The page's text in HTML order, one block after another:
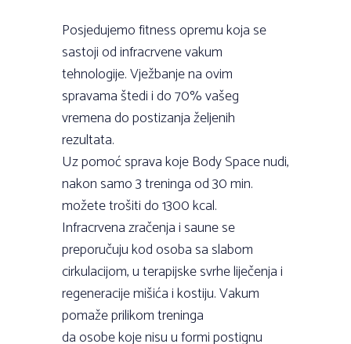
Posjedujemo fitness opremu koja se
sastoji od infracrvene vakum
tehnologije. Vježbanje na ovim
spravama štedi i do 70% vašeg
vremena do postizanja željenih
rezultata.
Uz pomoć sprava koje Body Space nudi,
nakon samo 3 treninga od 30 min.
možete trošiti do 1300 kcal.
Infracrvena zračenja i saune se
preporučuju kod osoba sa slabom
cirkulacijom, u terapijske svrhe liječenja i
regeneracije mišića i kostiju. Vakum
pomaže prilikom treninga
da osobe koje nisu u formi postignu